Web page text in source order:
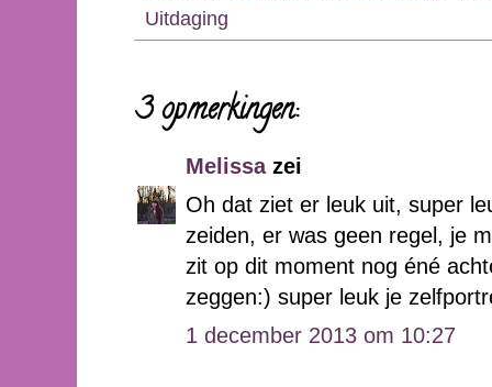
Uitdaging
3 opmerkingen:
Melissazei
Oh dat ziet er leuk uit, super
zeiden, er was geen regel, je
zit op dit moment nog éné
zeggen:) super leuk je
1 december 2013 om 10:27